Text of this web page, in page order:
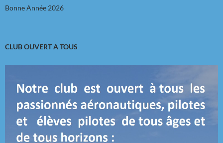
Bonne Année 2026
CLUB OUVERT A TOUS